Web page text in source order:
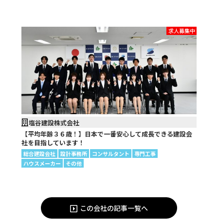
求人募集中
塩谷建設株式会社
【平均年齢３６歳！】日本で一番安心して成長できる建設会
社を目指しています！
総合建設会社 設計事務所 コンサルタント
専門工事
ハウスメーカー
その他
この会社の記事一覧へ